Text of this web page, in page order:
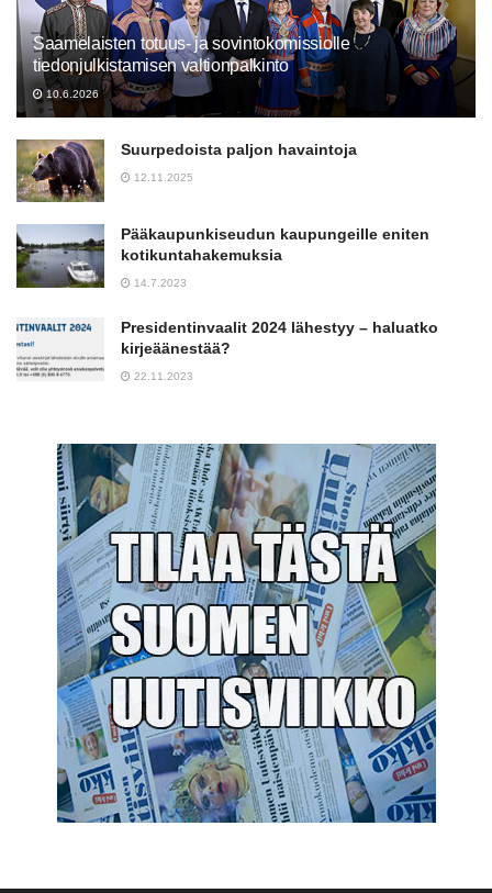
Saamelaisten totuus- ja sovintokomissiolle
tiedonjulkistamisen valtionpalkinto
10.6.2026
Suurpedoista paljon havaintoja
12.11.2025
Pääkaupunkiseudun kaupungeille eniten
kotikuntahakemuksia
14.7.2023
Presidentinvaalit 2024 lähestyy – haluatko
kirjeäänestää?
22.11.2023